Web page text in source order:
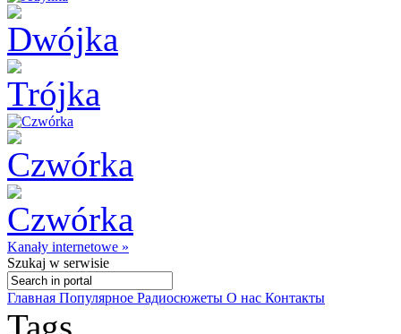
Kanały internetowe »
Szukaj w serwisie
Главная Популярное Радиосюжеты О нас Контакты